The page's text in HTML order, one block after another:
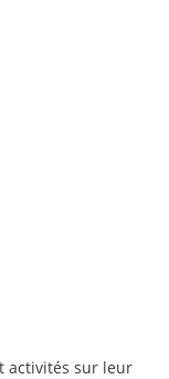
activités sur leur